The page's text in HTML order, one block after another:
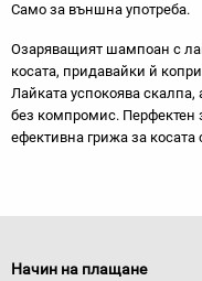
Само за външна употреба.
Озаряващият шампоан с
косата, придавайки й
Лайката успокоява скалпа,
без компромис. Перфектен
ефективна грижа за косата
Начин на плащане